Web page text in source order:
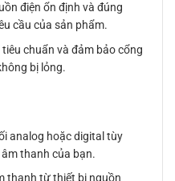
điện ổn định và đúng
cầu của sản phẩm.
chuẩn và đảm bảo cổng
bị lỏng.
analog hoặc digital tùy
thanh của bạn.
thanh từ thiết bị nguồn